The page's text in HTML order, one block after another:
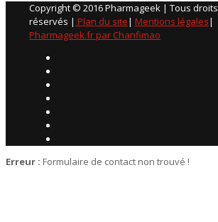
Copyright © 2016 Pharmageek | Tous droits
réservés | Plan du site| Mentions légales|
Pharmageek.fr par Chanfimao
Erreur : Formulaire de contact non trouvé !